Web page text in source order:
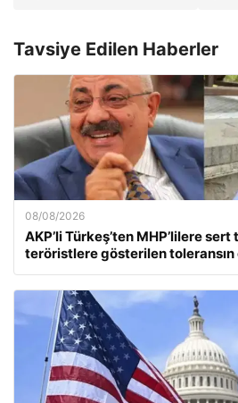
Tavsiye Edilen Haberler
08/08/2026
AKP’li Türkeş’ten MHP’lilere
teröristlere gösterilen toleransın